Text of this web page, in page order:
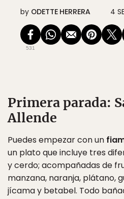
by ODETTE HERRERA 4
531
Primera parada:
Allende
Puedes empezar con un
un plato que incluye tres
y cerdo; acompañadas de
manzana, naranja, plátano,
jícama y betabel. Todo